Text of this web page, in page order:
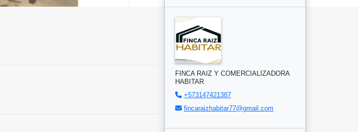
FINCA RAIZ Y COMERCIALIZADORA
HABITAR
+573147421387
fincaraizhabitar77@gmail.com